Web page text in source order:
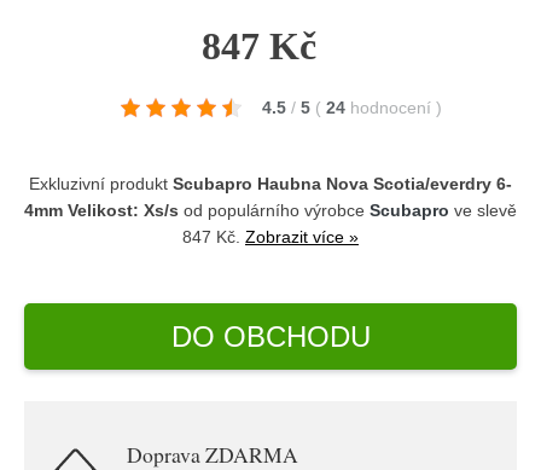
847 Kč
4.5 / 5 ( 24 hodnocení )
Exkluzivní produkt Scubapro Haubna Nova Scotia/everdry 6-
4mm Velikost: Xs/s od populárního výrobce Scubapro ve slevě
847 Kč. Zobrazit více »
DO OBCHODU
Doprava ZDARMA